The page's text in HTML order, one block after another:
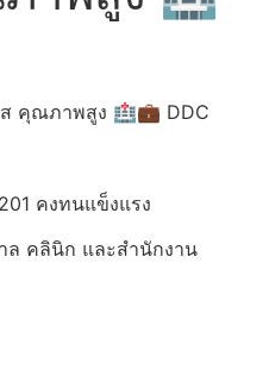
ส คุณภาพสูง 🏥💼 DDC
คงทนแข็งแรง
ล คลินิก และสำนักงาน